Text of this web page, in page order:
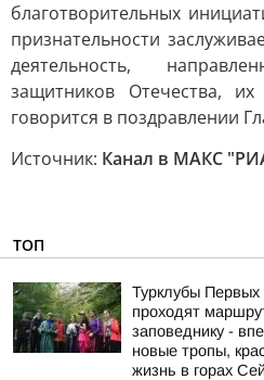
благотворительных
признательности
деятельность,
защитников Отечества,
говорится в поздравлении
Источник: Канал в МАКС
ТОП
Турклубы Первых
проходят
заповеднику -
новые тропы,
жизнь в горах